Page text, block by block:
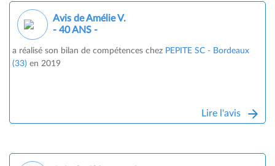
Avis de Amélie V.
- 40 ANS -
a réalisé son bilan de compétences chez PEPITE SC - Bordeaux
(33) en 2019
Lire l'avis